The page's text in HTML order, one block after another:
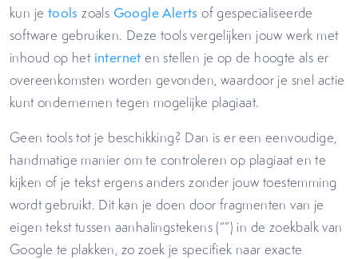
kun je tools zoals Google Alerts of gespecialiseerde
software gebruiken. Deze tools vergelijken jouw werk met
inhoud op het internet en stellen je op de hoogte als er
overeenkomsten worden gevonden, waardoor je snel actie
kunt ondernemen tegen mogelijke plagiaat.
Geen tools tot je beschikking? Dan is er een eenvoudige,
handmatige manier om te controleren op plagiaat en te
kijken of je tekst ergens anders zonder jouw toestemming
wordt gebruikt. Dit kan je doen door fragmenten van je
eigen tekst tussen aanhalingstekens (“”) in de zoekbalk van
Google te plakken, zo zoek je specifiek naar exacte